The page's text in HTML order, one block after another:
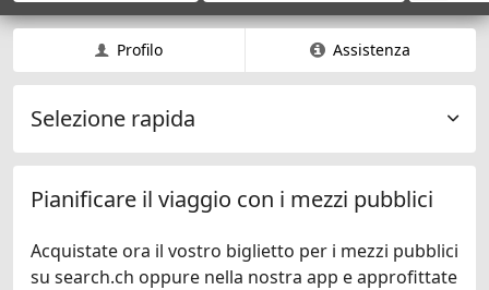
Profilo Assistenza
Selezione rapida
Pianificare il viaggio con i mezzi pubblici
Acquistate ora il vostro biglietto per i mezzi pubblici
su search.ch oppure nella nostra app e approfittate